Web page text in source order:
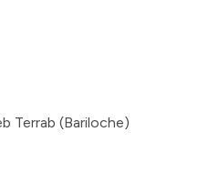
Terrab (Bariloche)